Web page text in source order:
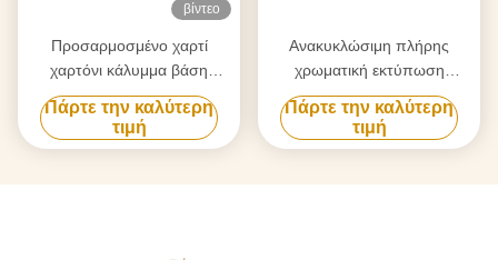
βίντεο
Προσαρμοσμένο χαρτί
χαρτόνι κάλυμμα βάση
σχήμα καρδιάς κουτιά για
κραγιόν πολυτελή δώρα της
Ημέρας του Αγίου
Πάρτε την καλύτερη
τιμή
Ανακυκλώσιμη πλήρης
χρωματική εκτύπωση
Δαπλωτό χαρτί Κουτί αιθέρια
λάδια κερί Κουτί δώρο Κουτί
χαρτονιού Κουτί
Πάρτε την καλύτερη
τιμή